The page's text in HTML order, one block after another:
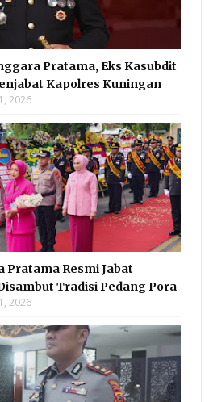
Pratama, Eks Kasubdit
Kapolres Kuningan
2026
Pratama Resmi Jabat
Tradisi Pedang Pora
2026